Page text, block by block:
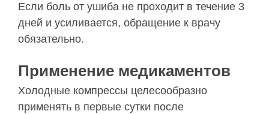
Если боль от ушиба не проходит в течение 3
дней и усиливается, обращение к врачу
обязательно.
Применение медикаментов
Холодные компрессы целесообразно
применять в первые сутки после